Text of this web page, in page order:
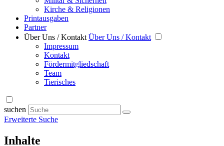
Kirche & Religionen
Printausgaben
Partner
Über Uns / Kontakt Über Uns / Kontakt
Impressum
Kontakt
Fördermitgliedschaft
Team
Tierisches
suchen
Erweiterte Suche
Inhalte